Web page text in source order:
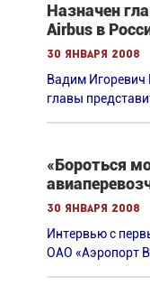
Назначен
Airbus в
30 января 2008
Вадим Игоревич
главы
«Бороться
30 января 2008
Интервью с
ОАО «Аэропорт